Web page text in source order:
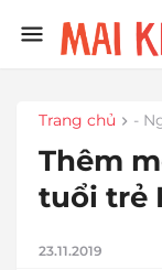
Trang chủ -
Thêm
tuổi trẻ
23.11.2019